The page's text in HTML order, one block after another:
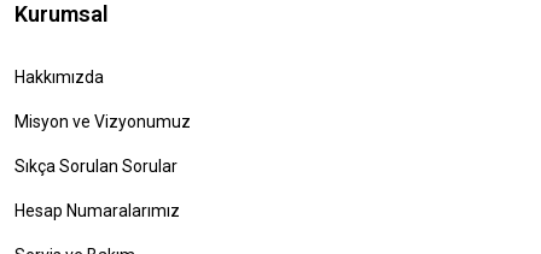
Kurumsal
Hakkımızda
Misyon ve Vizyonumuz
Sıkça Sorulan Sorular
Hesap Numaralarımız